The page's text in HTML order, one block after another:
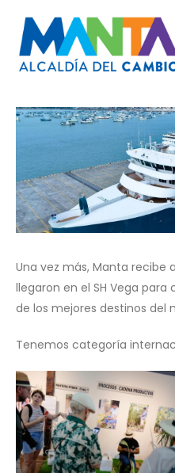
Una vez más, Manta recibe
llegaron en el SH Vega
de los mejores destinos del
Tenemos categoría